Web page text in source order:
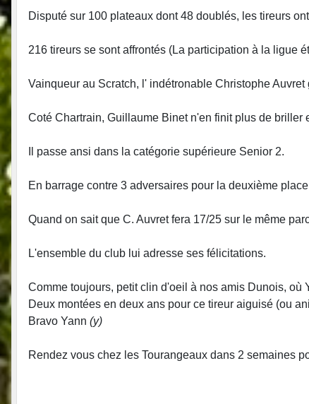
Disputé sur 100 plateaux dont 48 doublés, les tireurs
216 tireurs se sont affrontés (La participation à la ligue
Vainqueur au Scratch, l' indétronable Christophe
Coté Chartrain, Guillaume Binet n'en finit plus de
Il passe ansi dans la catégorie supérieure Senior 2.
En barrage contre 3 adversaires pour la deuxième
Quand on sait que C. Auvret fera 17/25 sur le même
L'ensemble du club lui adresse ses félicitations.
Comme toujours, petit clin d'oeil à nos amis Dunois,
Deux montées en deux ans pour ce tireur aiguisé (ou
Bravo Yann (y)
Rendez vous chez les Tourangeaux dans 2 semaines